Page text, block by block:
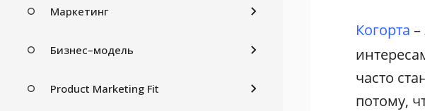
Маркетинг
Бизнес–модель
Product Marketing Fit
Когорта
часто
потому,